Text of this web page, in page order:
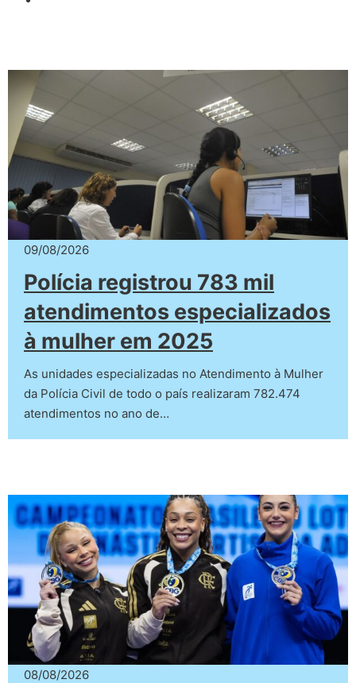
09/08/2026
Polícia registrou 783 mil
atendimentos especializados
à mulher em 2025
As unidades especializadas no Atendimento à Mulher
da Polícia Civil de todo o país realizaram 782.474
atendimentos no ano de…
08/08/2026